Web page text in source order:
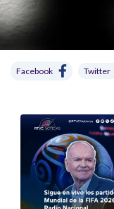
Facebook Twitter